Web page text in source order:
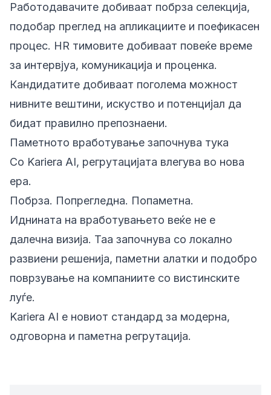
Работодавачите добиваат побрза селекција,
подобар преглед на апликациите и поефикасен
процес. HR тимовите добиваат повеќе време
за интервјуа, комуникација и проценка.
Кандидатите добиваат поголема можност
нивните вештини, искуство и потенцијал да
бидат правилно препознаени.
Паметното вработување започнува тука
Со Kariera AI, регрутацијата влегува во нова
ера.
Побрза. Попрегледна. Попаметна.
Иднината на вработувањето веќе не е
далечна визија. Таа започнува со локално
развиени решенија, паметни алатки и подобро
поврзување на компаниите со вистинските
луѓе.
Kariera AI е новиот стандард за модерна,
одговорна и паметна регрутација.